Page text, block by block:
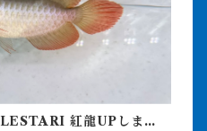
紅龍UPしまし